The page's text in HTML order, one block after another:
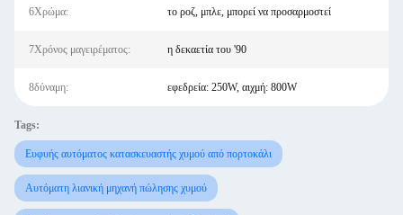
6Χρώμα: το ροζ, μπλε, μπορεί να προσαρμοστεί
7Χρόνος μαγειρέματος: η δεκαετία του '90
8δύναμη: εφεδρεία: 250W, αιχμή: 800W
Tags:
Ευφυής αυτόματος κατασκευαστής χυμού από πορτοκάλι
Αυτόματη λιανική μηχανή πώλησης χυμού